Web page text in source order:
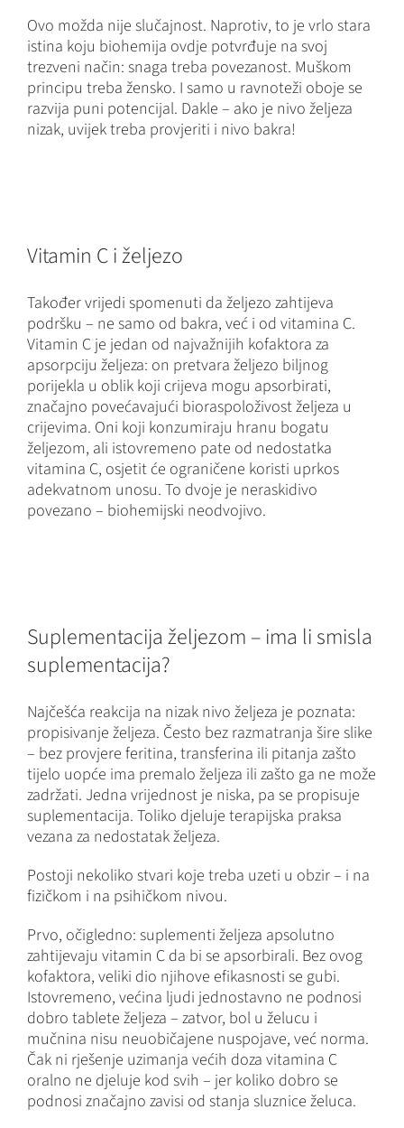
Ovo možda nije slučajnost. Naprotiv, to je vrlo stara
istina koju biohemija ovdje potvrđuje na svoj
trezveni način: snaga treba povezanost. Muškom
principu treba žensko. I samo u ravnoteži oboje se
razvija puni potencijal. Dakle – ako je nivo željeza
nizak, uvijek treba provjeriti i nivo bakra!
Vitamin C i željezo
Također vrijedi spomenuti da željezo zahtijeva
podršku – ne samo od bakra, već i od vitamina C.
Vitamin C je jedan od najvažnijih kofaktora za
apsorpciju željeza: on pretvara željezo biljnog
porijekla u oblik koji crijeva mogu apsorbirati,
značajno povećavajući bioraspoloživost željeza u
crijevima. Oni koji konzumiraju hranu bogatu
željezom, ali istovremeno pate od nedostatka
vitamina C, osjetit će ograničene koristi uprkos
adekvatnom unosu. To dvoje je neraskidivo
povezano – biohemijski neodvojivo.
Suplementacija željezom – ima li smisla
suplementacija?
Najčešća reakcija na nizak nivo željeza je poznata:
propisivanje željeza. Često bez razmatranja šire slike
– bez provjere feritina, transferina ili pitanja zašto
tijelo uopće ima premalo željeza ili zašto ga ne može
zadržati. Jedna vrijednost je niska, pa se propisuje
suplementacija. Toliko djeluje terapijska praksa
vezana za nedostatak željeza.
Postoji nekoliko stvari koje treba uzeti u obzir – i na
fizičkom i na psihičkom nivou.
Prvo, očigledno: suplementi željeza apsolutno
zahtijevaju vitamin C da bi se apsorbirali. Bez ovog
kofaktora, veliki dio njihove efikasnosti se gubi.
Istovremeno, većina ljudi jednostavno ne podnosi
dobro tablete željeza – zatvor, bol u želucu i
mučnina nisu neuobičajene nuspojave, već norma.
Čak ni rješenje uzimanja većih doza vitamina C
oralno ne djeluje kod svih – jer koliko dobro se
podnosi značajno zavisi od stanja sluznice želuca.